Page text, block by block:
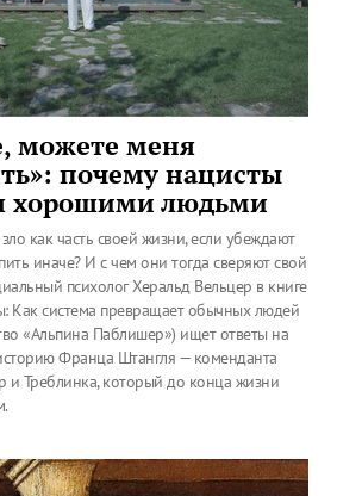
можете меня
почему нацисты
хорошими людьми
как часть своей жизни, если убеждают
иначе? И с чем они тогда сверяют свой
психолог Херальд Вельцер в книге
Как система превращает обычных людей
«Альпина Паблишер») ищет ответы на
Франца Штангля — коменданта
и Треблинка, который до конца жизни